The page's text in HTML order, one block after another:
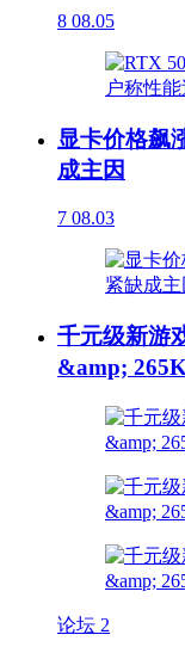
8 08.05
显卡价格飙
成主因
7 08.03
千元级新游
&amp;
论坛 2